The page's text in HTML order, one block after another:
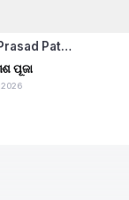
Pat…
ପୂଜା
2026